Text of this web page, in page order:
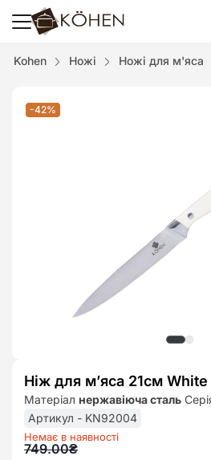
Kohen Ножі Ножі для м'яса
-42%
Ніж для м’яса 21см
Матеріал нержавіюча сталь
Артикул - KN92004
Немає в наявності
749.00₴
Оригінальна
Поточна